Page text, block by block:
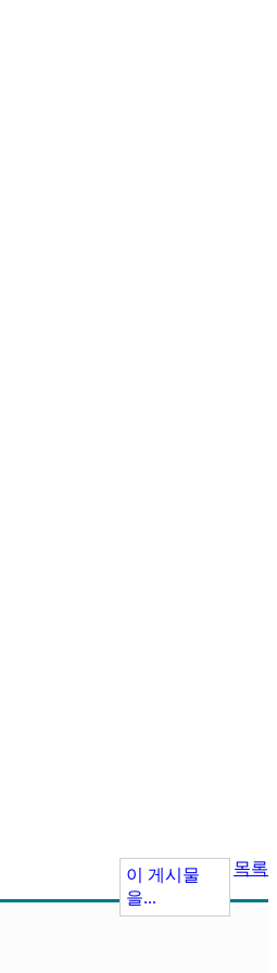
이 게시물
을...
목록